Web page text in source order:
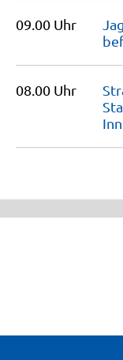
09.00 Uhr
08.00 Uhr